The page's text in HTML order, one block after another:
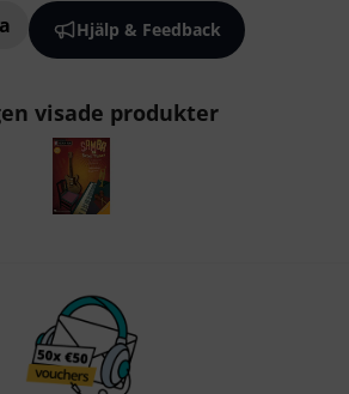
Hjälp & Feedback
visade produkter